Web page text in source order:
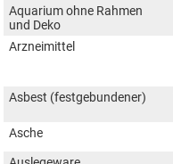
Aquarium ohne Rahmen
und Deko
Arzneimittel
Asbest (festgebundener)
Asche